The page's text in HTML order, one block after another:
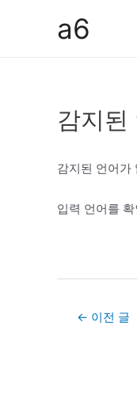
a6
감지된
감지된 언어가
입력 언어를
Post← 이전 글